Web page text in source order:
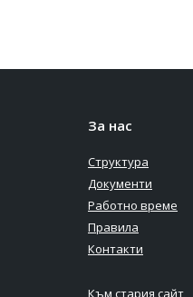
За нас
Структура
Документи
Работно време
Правила
Контакти
Към стария сайт